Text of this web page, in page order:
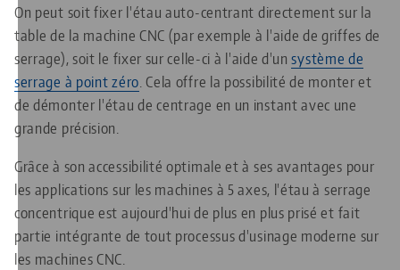
On peut soit fixer l'étau auto-centrant directement sur la
table de la machine CNC (par exemple à l'aide de griffes de
serrage), soit le fixer sur celle-ci à l'aide d'unsystème de
serrage à point zéro . Cela offre la possibilité de monter et
de démonter l'étau de centrage en un instant avec une
grande précision.
Grâce à son accessibilité optimale et à ses avantages pour
les applications sur les machines à 5 axes, l'étau à serrage
concentrique est aujourd'hui de plus en plus prisé et fait
partie intégrante de tout processus d'usinage moderne sur
les machines CNC.